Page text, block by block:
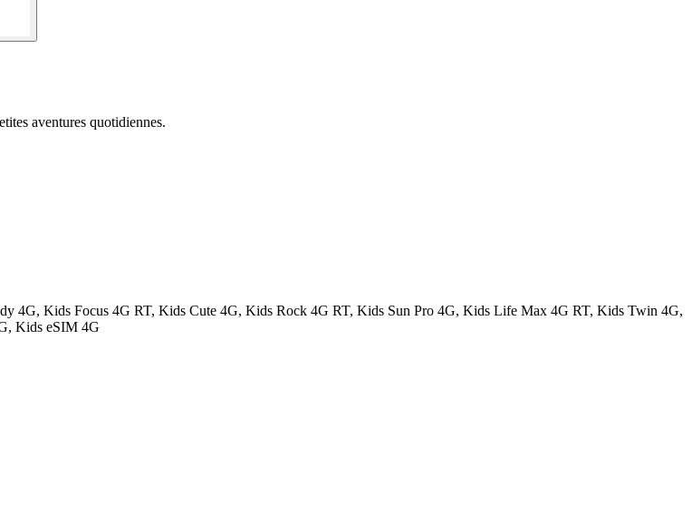
aventures quotidiennes.
4G, Kids Focus 4G RT, Kids Cute 4G, Kids Rock 4G RT, Kids Sun Pro 4G, Kids Life Max 4G RT, Kids Twin 4G,
Kids eSIM 4G